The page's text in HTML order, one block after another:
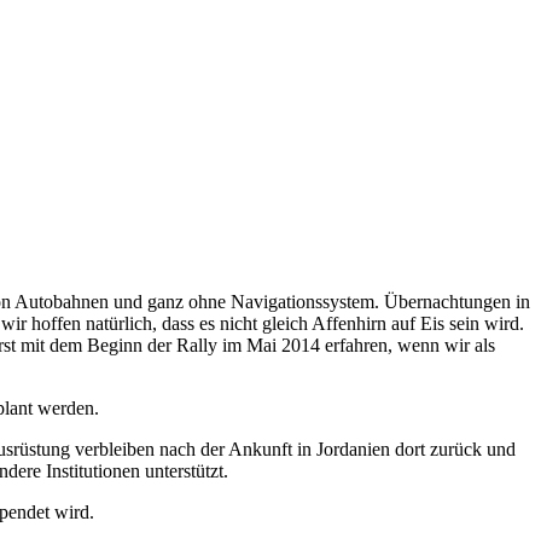
Autobahnen und ganz ohne Navigationssystem. Übernachtungen in
hoffen natürlich, dass es nicht gleich Affenhirn auf Eis sein wird.
mit dem Beginn der Rally im Mai 2014 erfahren, wenn wir als
werden.
verbleiben nach der Ankunft in Jordanien dort zurück und
Institutionen unterstützt.
wird.